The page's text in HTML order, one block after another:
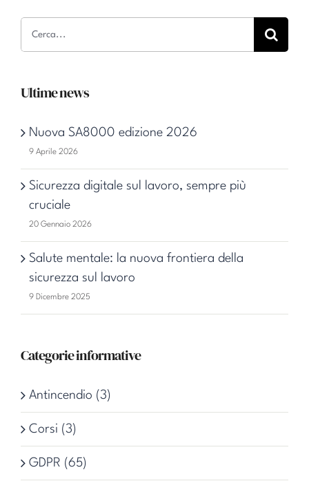
Ultime news
Nuova SA8000 edizione 2026
9 Aprile 2026
Sicurezza digitale sul lavoro, sempre più
cruciale
20 Gennaio 2026
Salute mentale: la nuova frontiera della
sicurezza sul lavoro
9 Dicembre 2025
Categorie informative
Antincendio (3)
Corsi (3)
GDPR (65)